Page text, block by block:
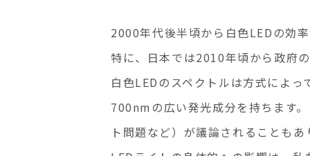
2000年代後半頃から白色LEDの効
特に、日本では2010年頃から政府
白色LEDのスペクトルは方式によ
700nmの広い発光成分を持ちます
ト問題など）が議論されることもあ